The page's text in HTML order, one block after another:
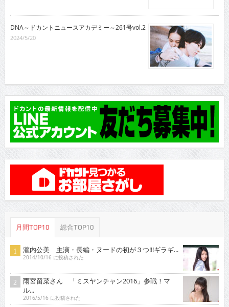
DNA～ドカントニュースアカデミー～261号vol.2
2024/5/20
月間TOP10 総合TOP10
瀧内公美 主演・長編・ヌードの初が３つ!!!ギラギ...
2014/10/16 に投稿された
雨宮留菜さん 「ミスヤンチャン2016」参戦！マ
ル...
2016/5/16 に投稿された